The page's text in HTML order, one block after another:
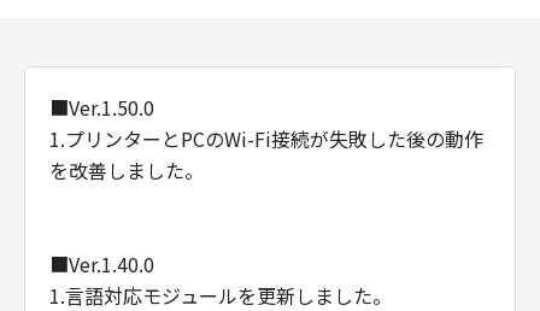
Shimomaruko 3-chome, Ohta-ku, Tokyo 146-
8501, Japan.
本条において、"the Software"という語は、本
契約における「本ソフトウエア」を意味するも
のとします。
以上
キヤノン株式会社
■Ver.1.50.0
1.プリンターとPCのWi-Fi接続が失敗した後の動作
を改善しました。
■Ver.1.40.0
1.言語対応モジュールを更新しました。